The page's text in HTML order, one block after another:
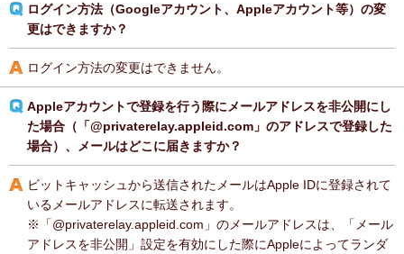
ログイン方法（Googleアカウント、Appleアカウント等）の変
更はできますか？
ログイン方法の変更はできません。
Appleアカウントで登録を行う際にメールアドレスを非公開にし
た場合（「@privaterelay.appleid.com」のアドレスで登録した
場合）、メールはどこに届きますか？
ビットキャッシュから送信されたメールはApple IDに登録されて
いるメールアドレスに転送されます。
※「@privaterelay.appleid.com」のメールアドレスは、「メール
アドレスを非公開」設定を有効にした際にAppleによってランダ